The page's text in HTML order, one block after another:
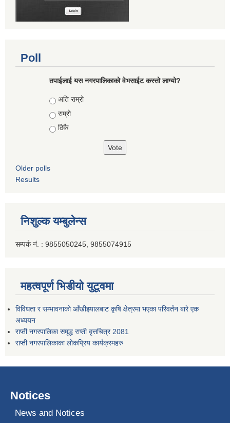
Poll
तपाईलाई यस नगरपालिकाको वेभसाईट कस्तो लाग्यो?
Choices
अति राम्रो
राम्रो
ठिकै
Older polls
Results
निशुल्क यम्बुलेन्स
सम्पर्क नं. : 9855050245, 9855074915
महत्वपूर्ण भिडीयो युटूवमा
विविधता र सम्भावनाको आँखीझ्यालबाट कृषि क्षेत्रमा भएका परिवर्तन बारे एक
अध्ययन
राप्ती नगरपालिका समृद्ध राप्ती वृत्तचित्र 2081
राप्ती नगरपालिकाका लोकप्रिय कार्यक्रमहरु
Notices
News and Notices